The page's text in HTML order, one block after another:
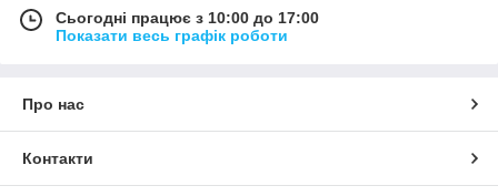
Сьогодні працює з 10:00 до 17:00
Показати весь графік роботи
Про нас
Контакти